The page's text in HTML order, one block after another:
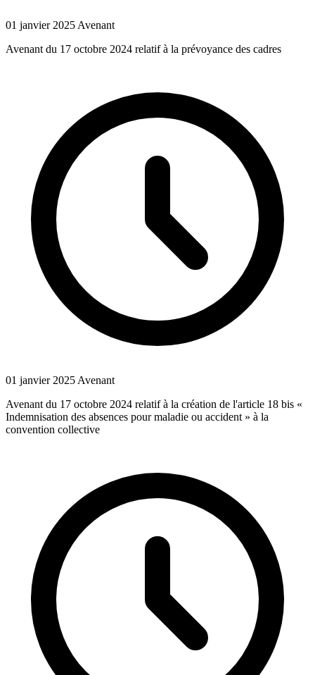
01 janvier 2025 Avenant
Avenant du 17 octobre 2024 relatif à la prévoyance des cadres
01 janvier 2025 Avenant
Avenant du 17 octobre 2024 relatif à la création de l'article 18 bis «
Indemnisation des absences pour maladie ou accident » à la
convention collective